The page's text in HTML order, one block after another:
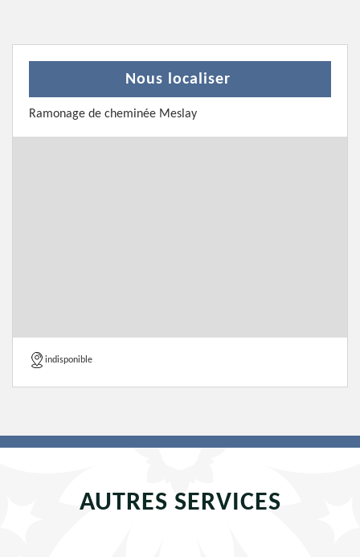
Nous localiser
Ramonage de cheminée Meslay
indisponible
AUTRES SERVICES